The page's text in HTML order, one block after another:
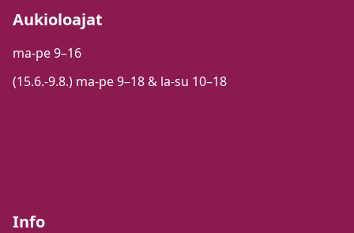
Aukioloajat
ma-pe 9–16
(15.6.-9.8.) ma-pe 9–18 & la-su 10–18
Info